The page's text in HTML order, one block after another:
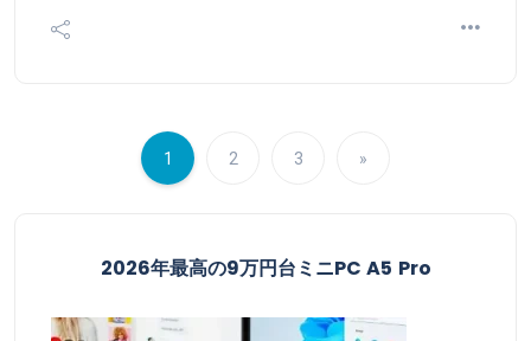
1 2 3 »
2026年最高の9万円台ミニPC A5 Pro